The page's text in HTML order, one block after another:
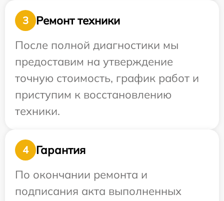
3
Ремонт техники
После полной диагностики мы
предоставим на утверждение
точную стоимость, график работ и
приступим к восстановлению
техники.
4
Гарантия
По окончании ремонта и
подписания акта выполненных